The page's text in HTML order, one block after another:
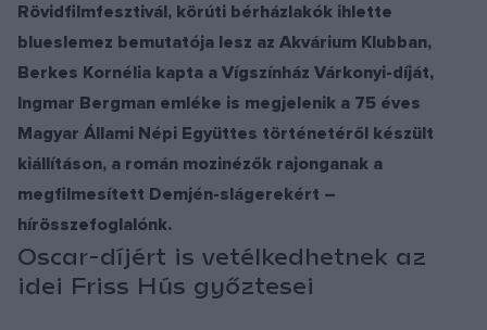
Rövidfilmfesztivál, körúti bérházlakók ihlette
blueslemez bemutatója lesz az Akvárium Klubban,
Berkes Kornélia kapta a Vígszínház Várkonyi-díját,
Ingmar Bergman emléke is megjelenik a 75 éves
Magyar Állami Népi Együttes történetéről készült
kiállításon, a román mozinézők rajonganak a
megfilmesített Demjén-slágerekért –
hírösszefoglalónk.
Oscar-díjért is vetélkedhetnek az
idei Friss Hús győztesei